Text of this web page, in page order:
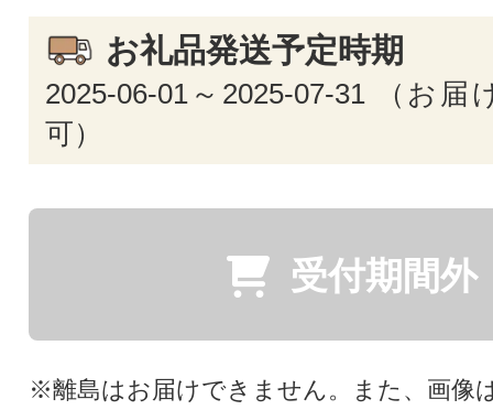
お礼品発送予定時期
2025-06-01～2025-07-31 （お届
可）
受付期間外
※離島はお届けできません。また、画像